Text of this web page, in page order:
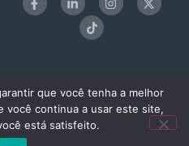
que você tenha a melhor
você continua a usar este site,
está satisfeito.